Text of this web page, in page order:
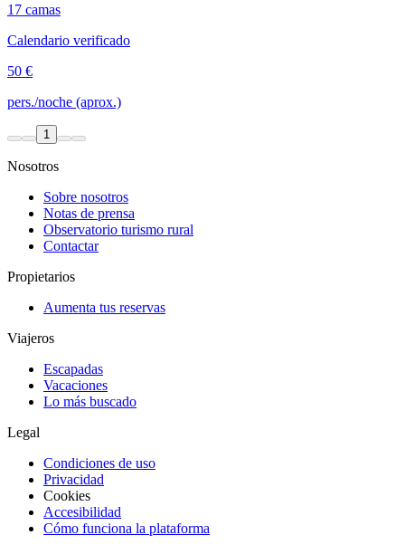
17 camas
Calendario verificado
50 €
pers./noche (aprox.)
1
Nosotros
Sobre nosotros
Notas de prensa
Observatorio turismo rural
Contactar
Propietarios
Aumenta tus reservas
Viajeros
Escapadas
Vacaciones
Lo más buscado
Legal
Condiciones de uso
Privacidad
Cookies
Accesibilidad
Cómo funciona la plataforma